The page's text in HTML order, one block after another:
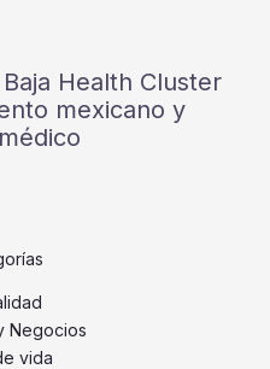
Health Cluster
mexicano y
Negocios
vida